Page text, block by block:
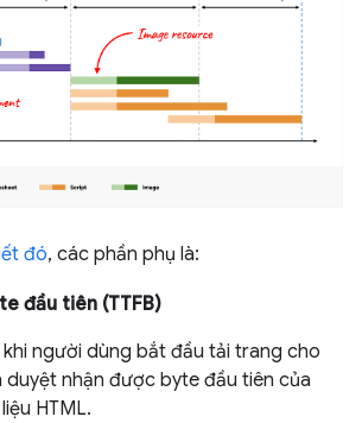
đó, các phần phụ là:
đầu tiên (TTFB)
người dùng bắt đầu tải trang cho
duyệt nhận được byte đầu tiên của
HTML.